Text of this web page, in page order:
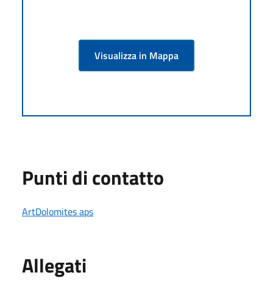
Visualizza in Mappa
Punti di contatto
ArtDolomites aps
Allegati